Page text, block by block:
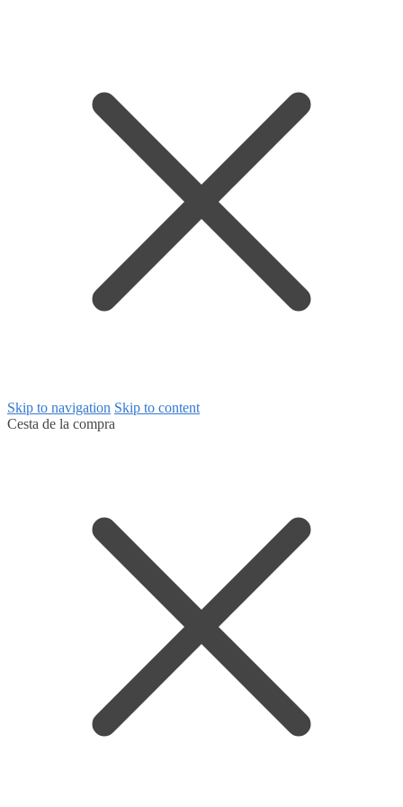
Skip to navigation Skip to content
Cesta de la compra